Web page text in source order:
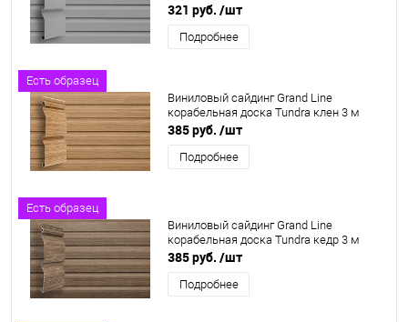
321 руб. /шт
Подробнее
Есть образец
Виниловый сайдинг Grand Line
корабельная доска Tundra клен 3 м
385 руб. /шт
Подробнее
Есть образец
Виниловый сайдинг Grand Line
корабельная доска Tundra кедр 3 м
385 руб. /шт
Подробнее